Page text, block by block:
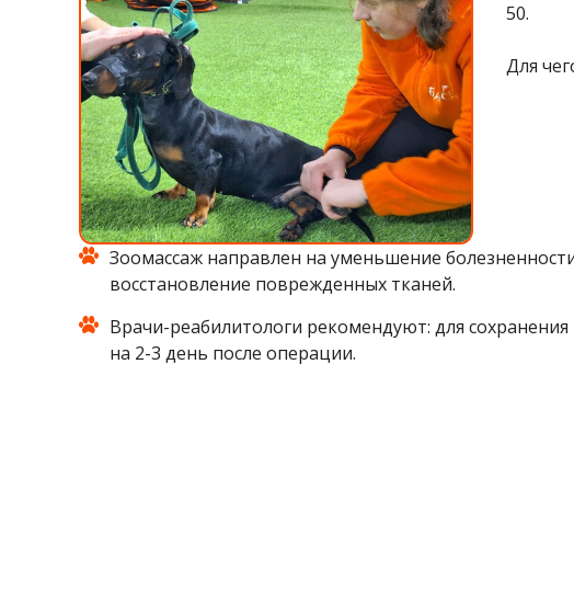
50.
Для
Зоомассаж направлен на уменьшение
восстановление поврежденных тканей.
Врачи-реабилитологи рекомендуют: для
на 2-3 день после операции.